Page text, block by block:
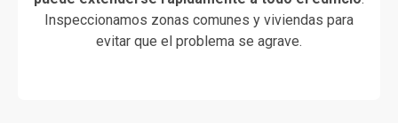
Inspeccionamos zonas comunes y viviendas para
evitar que el problema se agrave.